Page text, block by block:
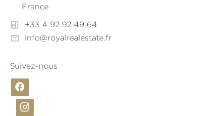
France
+33 4 92 92 49 64
info@royalrealestate.fr
Suivez-nous